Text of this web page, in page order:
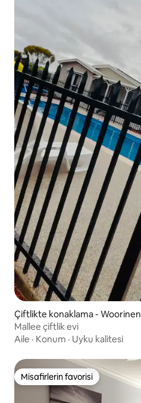
Çiftlikte konaklama - Woorinen
Mallee çiftlik evi
Aile · Konum · Uyku kalitesi
Misafirlerin favorisi
Misafirlerin favorisi